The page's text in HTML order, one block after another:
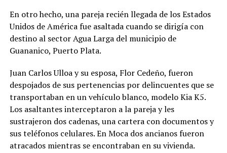
En otro hecho, una pareja recién llegada de los Estados
Unidos de América fue asaltada cuando se dirigía con
destino al sector Agua Larga del municipio de
Guananico, Puerto Plata.
Juan Carlos Ulloa y su esposa, Flor Cedeño, fueron
despojados de sus pertenencias por delincuentes que se
transportaban en un vehículo blanco, modelo Kia K5.
Los asaltantes interceptaron a la pareja y les
sustrajeron dos cadenas, una cartera con documentos y
sus teléfonos celulares. En Moca dos ancianos fueron
atracados mientras se encontraban en su vivienda.